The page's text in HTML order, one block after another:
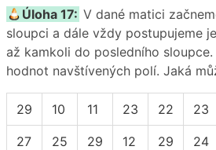
Úloha 17: V dané matici
sloupci a dále vždy postupujeme
až kamkoli do posledního
hodnot navštívených polí. Jaká
29 10 11 23 22 23
27 25 29 12 29 24